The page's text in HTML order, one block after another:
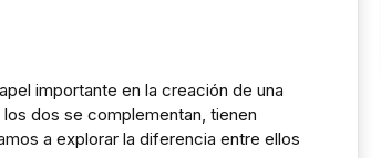
importante en la creación de una
dos se complementan, tienen
a explorar la diferencia entre ellos